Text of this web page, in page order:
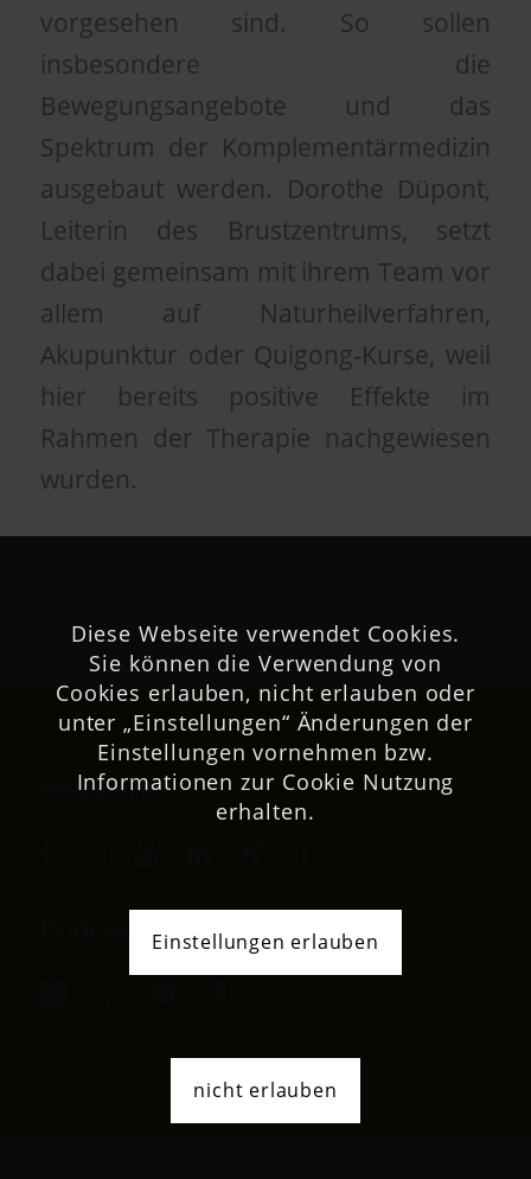
vorgesehen sind. So sollen
insbesondere die
Bewegungsangebote und das
Spektrum der Komplementärmedizin
ausgebaut werden. Dorothe Düpont,
Leiterin des Brustzentrums, setzt
dabei gemeinsam mit ihrem Team vor
allem auf Naturheilverfahren,
Akupunktur oder Quigong-Kurse, weil
hier bereits positive Effekte im
Rahmen der Therapie nachgewiesen
wurden.
Netzwerk
Diese Webseite verwendet Cookies.
Sie können die Verwendung von
Cookies erlauben, nicht erlauben oder
unter „Einstellungen“ Änderungen der
Einstellungen vornehmen bzw.
Informationen zur Cookie Nutzung
erhalten.
Einstellungen erlauben
nicht erlauben